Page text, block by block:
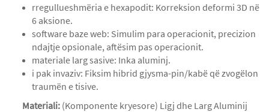
rregullueshmëria e hexapodit: Korreksion deformi 3D në
6 aksione.
software baze web: Simulim para operacionit, precizion
ndajtje opsionale, aftësim pas operacionit.
materiale larg sasive: Inka aluminj.
i pak invaziv: Fiksim hibrid gjysma-pin/kabë që zvogëlon
traumën e tisive.
Materiali: (Komponente kryesore) Ligj dhe Larg Aluminij